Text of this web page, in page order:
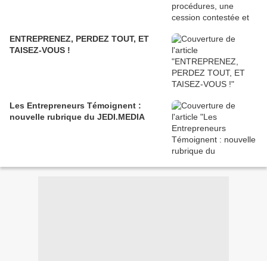
ENTREPRENEZ, PERDEZ TOUT, ET
TAISEZ-VOUS !
Les Entrepreneurs Témoignent :
nouvelle rubrique du JEDI.MEDIA